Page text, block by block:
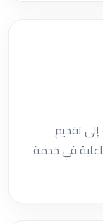
تقديم
في خدمة